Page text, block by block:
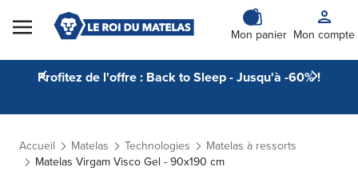
Skip to Content
Mon panier Mon compte
Profitez de l'offre : Back to Sleep - Jusqu'à -60% !
Accueil Matelas Technologies
Matelas à ressorts
Matelas Virgam Visco Gel - 90x190 cm